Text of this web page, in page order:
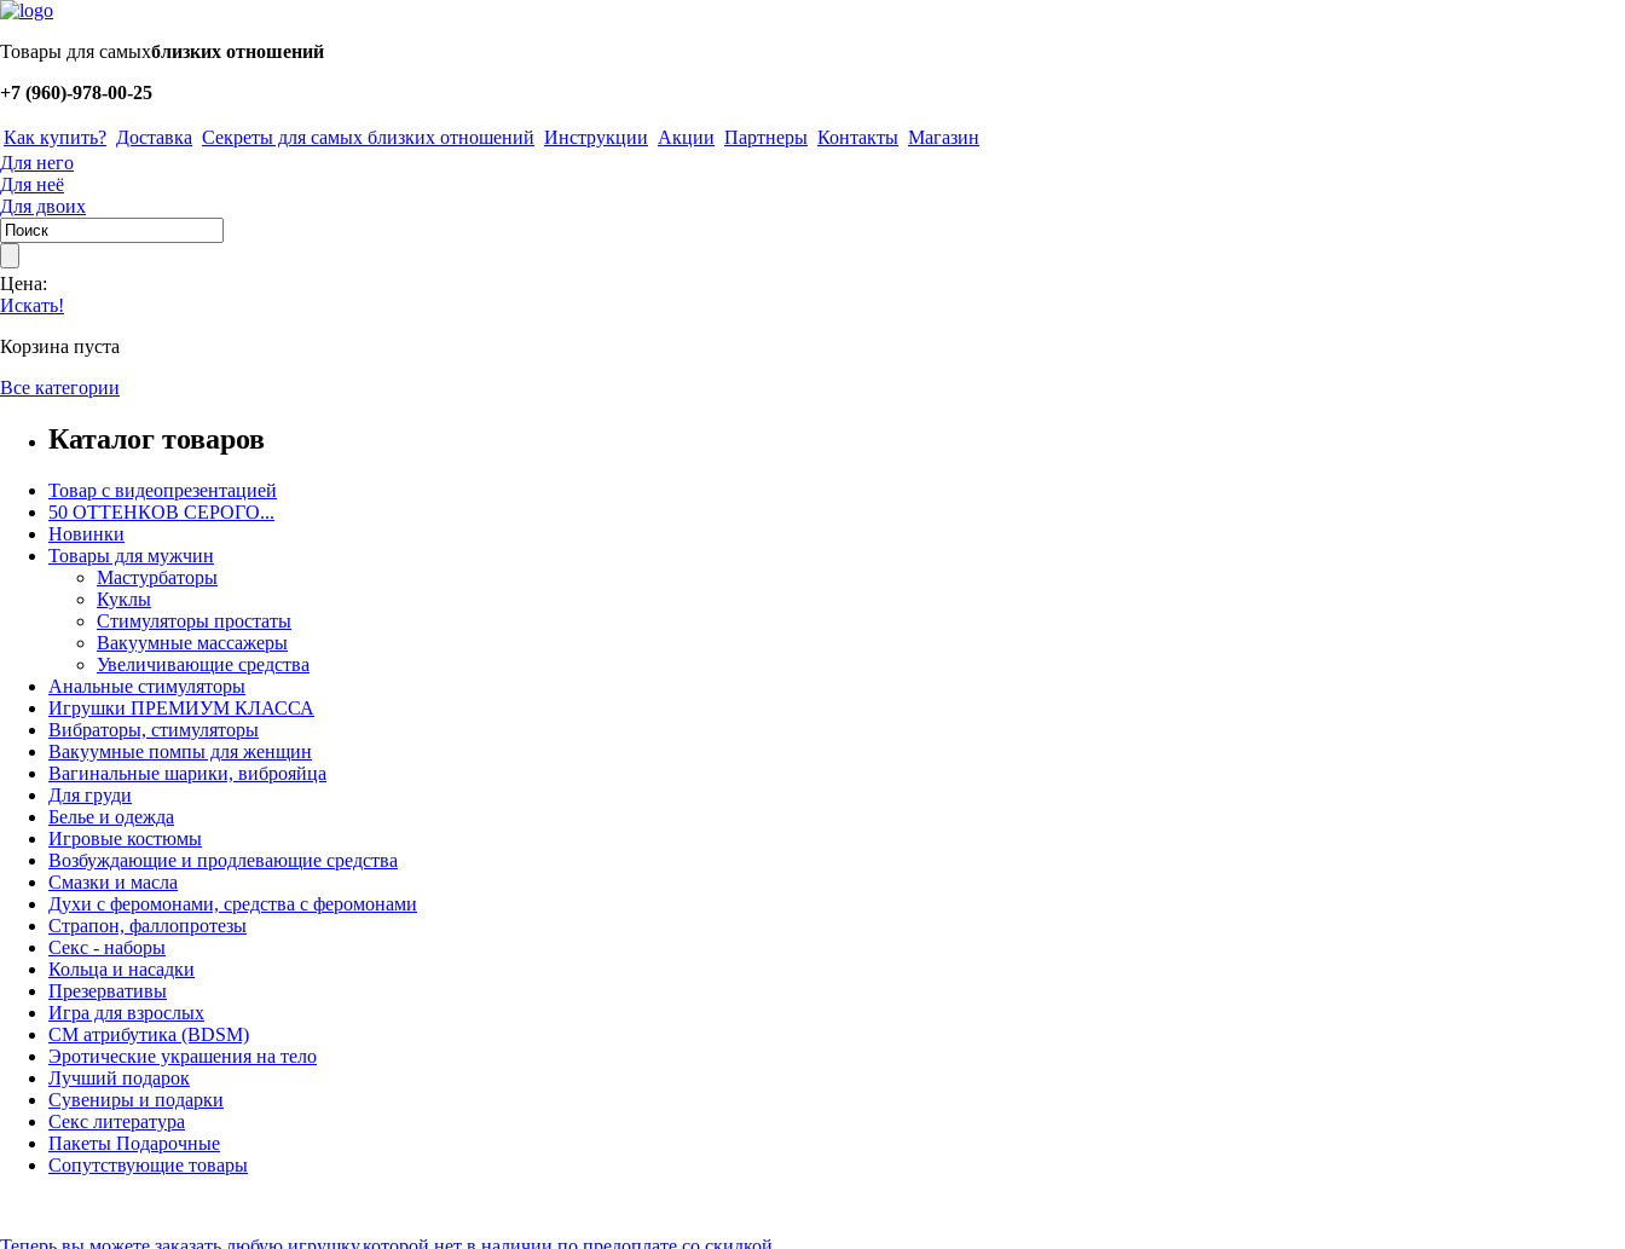
Товары для самыхблизких отношений
+7 (960)-978-00-25
Как купить? Доставка Секреты для самых близких отношений Инструкции Акции Партнеры Контакты Магазин
Для него
Для неё
Для двоих
Цена:
Искать!
Корзина пуста
Все категории
Каталог товаров
Товар с видеопрезентацией
50 ОТТЕНКОВ СЕРОГО...
Новинки
Товары для мужчин
Мастурбаторы
Куклы
Стимуляторы простаты
Вакуумные массажеры
Увеличивающие средства
Анальные стимуляторы
Игрушки ПРЕМИУМ КЛАССА
Вибраторы, стимуляторы
Вакуумные помпы для женщин
Вагинальные шарики, виброяйца
Для груди
Белье и одежда
Игровые костюмы
Возбуждающие и продлевающие средства
Смазки и масла
Духи с феромонами, средства с феромонами
Страпон, фаллопротезы
Секс - наборы
Кольца и насадки
Презервативы
Игра для взрослых
СМ атрибутика (BDSM)
Эротические украшения на тело
Лучший подарок
Сувениры и подарки
Секс литература
Пакеты Подарочные
Сопутствующие товары